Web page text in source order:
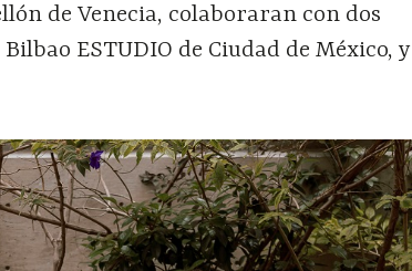
de Venecia, colaboraran con dos
ESTUDIO de Ciudad de México, y